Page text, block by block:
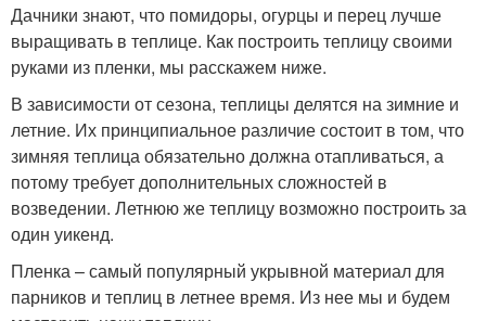
Дачники знают, что помидоры, огурцы и перец лучше
выращивать в теплице. Как построить теплицу своими
руками из пленки, мы расскажем ниже.
В зависимости от сезона, теплицы делятся на зимние и
летние. Их принципиальное различие состоит в том, что
зимняя теплица обязательно должна отапливаться, а
потому требует дополнительных сложностей в
возведении. Летнюю же теплицу возможно построить за
один уикенд.
Пленка – самый популярный укрывной материал для
парников и теплиц в летнее время. Из нее мы и будем